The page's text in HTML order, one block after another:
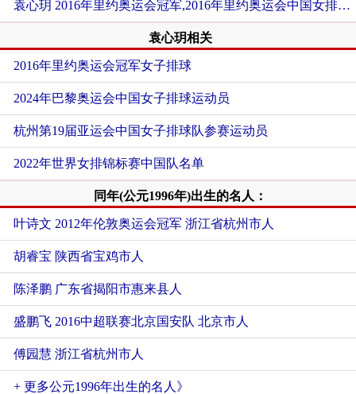
袁心玥 2016年里约奥运会冠军,2016年里约奥运会中国女排运动员 重庆市两江新区人
袁心玥相关
2016年里约奥运会冠军女子排球
2024年巴黎奥运会中国女子排球运动员
杭州第19届亚运会中国女子排球队参赛运动员
2022年世界女排锦标赛中国队名单
同年(公元1996年)出生的名人：
叶诗文 2012年伦敦奥运会冠军 浙江省杭州市人
胡睿宝 陕西省宝鸡市人
陈泽鹏 广东省揭阳市惠来县人
盛鹏飞 2016中超联赛北京国安队 北京市人
傅园慧 浙江省杭州市人
+ 更多公元1996年出生的名人》